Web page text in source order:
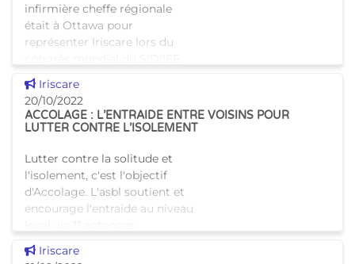
infirmière cheffe régionale
était à Ottawa pour
représenter Iriscare lors du
L'occasion de faire des
rencontres inspirantes et de
prendre
Voir cette news
Iriscare
20/10/2022
ACCOLAGE : L’ENTRAIDE ENTRE VOISINS POUR
LUTTER CONTRE L’ISOLEMENT
Lutter contre la solitude et
l'isolement, c'est l'objectif
d'Accolage. L'asbl soutient et
encourage l'entraide au niveau
bruxelloises. Iriscare a été leur
rendre visite. En
Voir cette news
Iriscare